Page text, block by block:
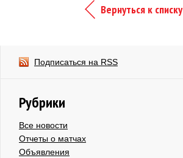
Вернуться к списку
Подписаться на RSS
Рубрики
Все новости
Отчеты о матчах
Объявления